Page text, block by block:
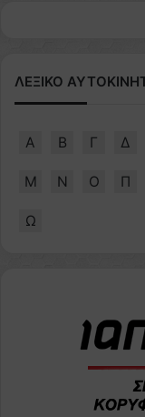
ΛΕΞΙΚΟ
Α Β Γ Δ
Μ Ν Ο Π
Ω